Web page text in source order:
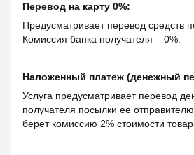
Перевод на карту 0%:
Предусматривает перевод средств
Комиссия банка получателя – 0%.
Наложенный платеж (денежный
Услуга предусматривает перевод
получателя посылки ее
берет комиссию 2% стоимости